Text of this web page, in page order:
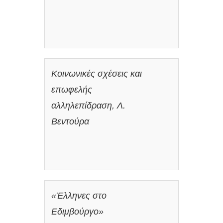
Κοινωνικές σχέσεις και
επωφελής
αλληλεπίδραση, Λ.
Βεντούρα
«Έλληνες στο
Εδιμβούργο»